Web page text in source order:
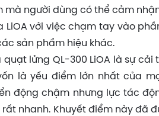
mà người dùng có thể cảm
LiOA với việc chạm tay vào
sản phẩm hiệu khác.
lửng QL-300 LiOA là sự cải
là yếu điểm lớn nhất của
động chậm nhưng lực tác
nhanh. Khuyết điểm này đã